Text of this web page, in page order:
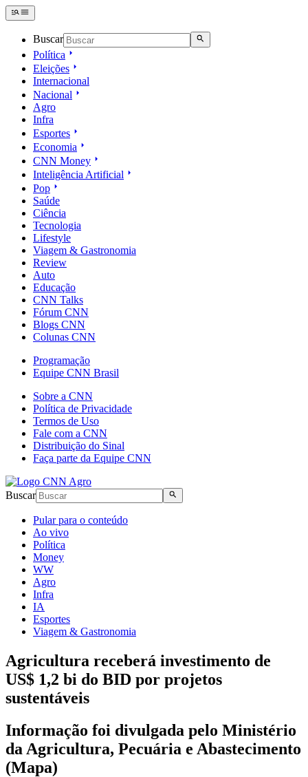
Buscar
Política
Eleições
Internacional
Nacional
Agro
Infra
Esportes
Economia
CNN Money
Inteligência Artificial
Pop
Saúde
Ciência
Tecnologia
Lifestyle
Viagem & Gastronomia
Review
Auto
Educação
CNN Talks
Fórum CNN
Blogs CNN
Colunas CNN
Programação
Equipe CNN Brasil
Sobre a CNN
Política de Privacidade
Termos de Uso
Fale com a CNN
Distribuição do Sinal
Faça parte da Equipe CNN
Buscar
Pular para o conteúdo
Ao vivo
Política
Money
WW
Agro
Infra
IA
Esportes
Viagem & Gastronomia
Agricultura receberá investimento de
US$ 1,2 bi do BID por projetos
sustentáveis
Informação foi divulgada pelo Ministério
da Agricultura, Pecuária e Abastecimento
(Mapa)